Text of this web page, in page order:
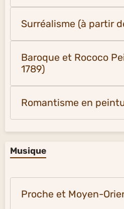
Surréalisme (à partir
Baroque et Rococo
1789)
Romantisme en
Musique
Proche et Moyen-